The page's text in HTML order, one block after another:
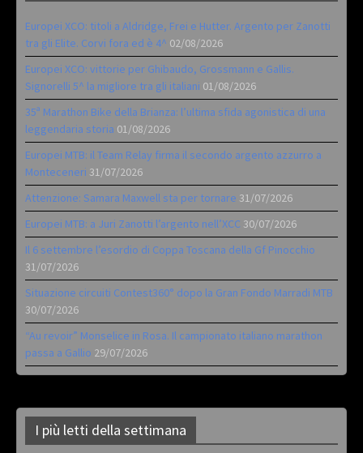
Europei XCO: titoli a Aldridge, Frei e Hutter. Argento per Zanotti
tra gli Elite. Corvi fora ed è 4^ 02/08/2026
Europei XCO: vittorie per Ghibaudo, Grossmann e Gallis.
Signorelli 5^ la migliore tra gli italiani 01/08/2026
35ª Marathon Bike della Brianza: l’ultima sfida agonistica di una
leggendaria storia 01/08/2026
Europei MTB: il Team Relay firma il secondo argento azzurro a
Monteceneri 31/07/2026
Attenzione: Samara Maxwell sta per tornare 31/07/2026
Europei MTB: a Juri Zanotti l’argento nell’XCC 30/07/2026
Il 6 settembre l’esordio di Coppa Toscana della Gf Pinocchio
31/07/2026
Situazione circuiti Contest360° dopo la Gran Fondo Marradi MTB
30/07/2026
“Au revoir” Monselice in Rosa. Il campionato italiano marathon
passa a Gallio 29/07/2026
I più letti della settimana